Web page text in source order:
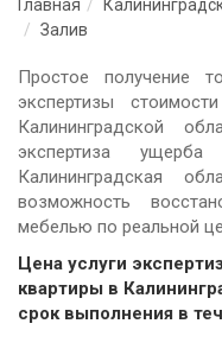
Главная
Залив
Простое получение
экспертизы
Калининградской
экспертиза
Калининградская
возможность
мебелью по реальной
Цена услуги
квартиры в
cрок выполнения в